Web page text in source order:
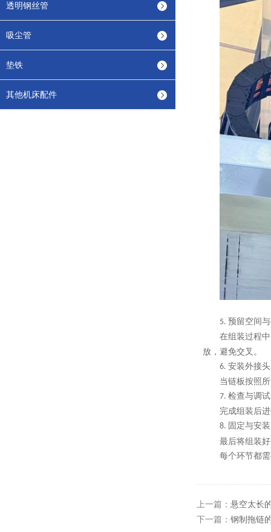
透明钢丝管
吸尘管
垫铁
其他机床配件
5. 预留空间
在组装过程
放，避免交叉。
6. 安装外接
当链板按照
7. 检查与调
完成组装后
8. 固定与安
最后将组装
每个环节都
上一篇： 悬空太长
下一篇： 钢制拖链